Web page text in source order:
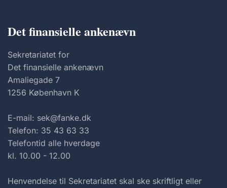
Det finansielle ankenævn
Sekretariatet for
Det finansielle ankenævn
Amaliegade 7
1256 København K
E-mail: sek@fanke.dk
Telefon: 35 43 63 33
Telefontid alle hverdage
kl. 10.00 - 12.00
Henvendelse til Sekretariatet skal ske skriftligt eller